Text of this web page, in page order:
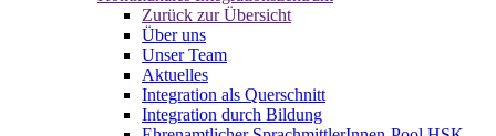
Zurück zur Übersicht
Über uns
Unser Team
Aktuelles
Integration als Querschnitt
Integration durch Bildung